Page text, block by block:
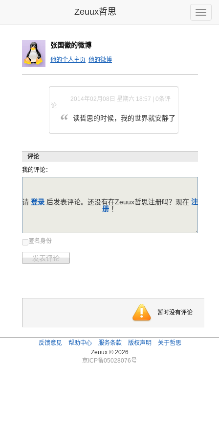
Toggle
Zeuux哲思
张国徽的微博
他的个人主页 他的微博
2014年02月08日 星期六 18:57 | 0条评
论
读哲思的时候，我的世界就安静了
评论
我的评论：
匿名身份
发表评论
请 登录 后发表评论。还没有在Zeuux哲思注册吗？现在 注
册 ！
暂时没有评论
反馈意见 帮助中心 服务条款 版权声明
关于哲思
Zeuux © 2026
京ICP备05028076号